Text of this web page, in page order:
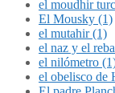
el moudhir
El Mousky (1)
el mutahir (1)
el naz y el
el nilómetro
el obelisco de